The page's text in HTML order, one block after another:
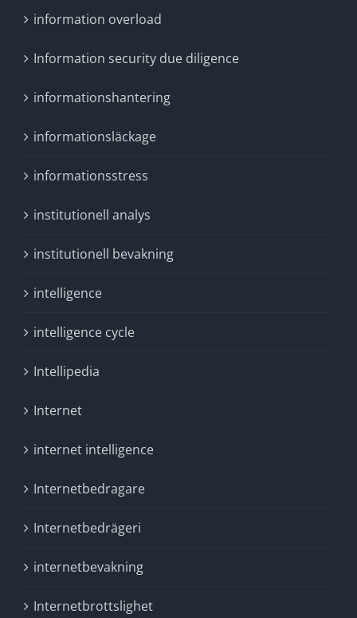
information overload
Information security due diligence
informationshantering
informationsläckage
informationsstress
institutionell analys
institutionell bevakning
intelligence
intelligence cycle
Intellipedia
Internet
internet intelligence
Internetbedragare
Internetbedrägeri
internetbevakning
Internetbrottslighet